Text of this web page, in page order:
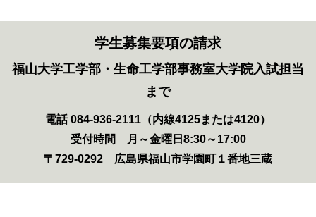
学生募集要項の請求
福山大学工学部・生命工学部事務室大学院入試担当
まで
電話 084-936-2111（内線4125または4120）
受付時間 月～金曜日8:30～17:00
〒729-0292 広島県福山市学園町１番地三蔵